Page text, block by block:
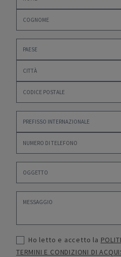
Ho letto e accetto la
TERMINI E CONDIZIONI DI